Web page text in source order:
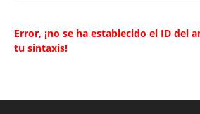
Error, ¡no se ha establecido el ID del
tu sintaxis!